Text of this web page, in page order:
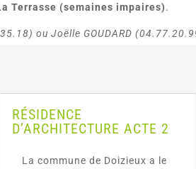
Terrasse (semaines impaires).
ou Joëlle GOUDARD
RÉSIDENCE
D’ARCHITECTURE ACTE 2
La commune de Doizieux a le